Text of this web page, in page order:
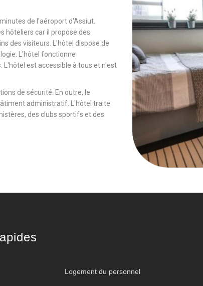
de l'aéroport d'Assiut.
hôteliers car il propose des
des visiteurs. L'hôtel dispose de
L'hôtel fonctionne
est accessible à tous et n'est
de sécurité. En outre, le
administratif. L'hôtel traite
des clubs sportifs et des
Logement du personnel